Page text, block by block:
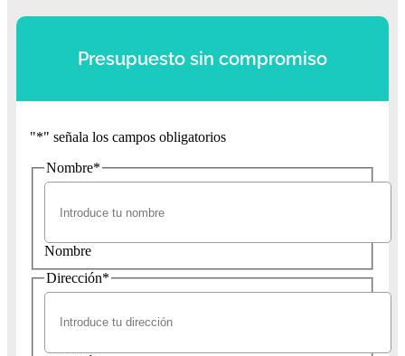
Presupuesto sin compromiso
"*" señala los campos obligatorios
Nombre*
Nombre
Dirección*